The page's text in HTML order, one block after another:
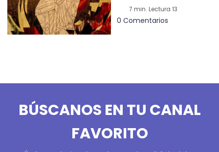
7 min. Lectura 13
0 Comentarios
BÚSCANOS EN TU CANAL
FAVORITO